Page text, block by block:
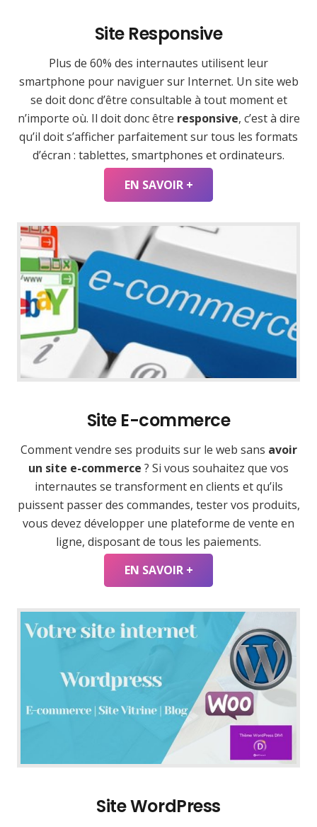
Site Responsive
Plus de 60% des internautes utilisent leur
smartphone pour naviguer sur Internet. Un site web
se doit donc d’être consultable à tout moment et
n’importe où. Il doit donc être responsive, c’est à dire
qu’il doit s’afficher parfaitement sur tous les formats
d’écran : tablettes, smartphones et ordinateurs.
EN SAVOIR +
Site E-commerce
Comment vendre ses produits sur le web sans avoir
un site e-commerce ? Si vous souhaitez que vos
internautes se transforment en clients et qu’ils
puissent passer des commandes, tester vos produits,
vous devez développer une plateforme de vente en
ligne, disposant de tous les paiements.
EN SAVOIR +
Site WordPress